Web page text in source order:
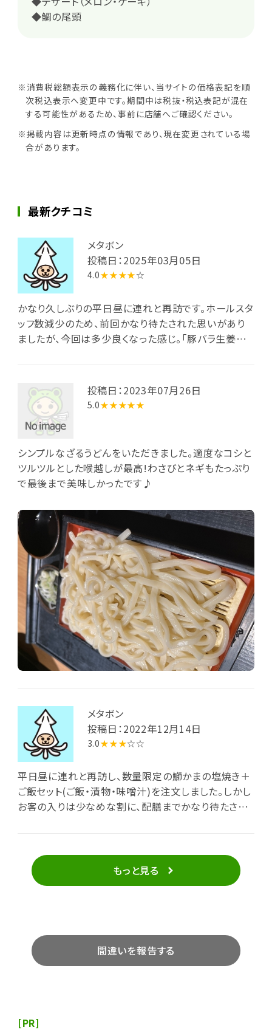
◆鯛の尾頭
※消費税総額表示の義務化に伴い、当サイトの価格表記を順
次税込表示へ変更中です。期間中は税抜・税込表記が混在
する可能性があるため、事前に店舗へご確認ください。
※掲載内容は更新時点の情報であり、現在変更されている場
合があります。
最新クチコミ
メタボン
投稿日：2025年03月05日
4.0★★★★☆
かなり久しぶりの平日昼に連れと再訪です。ホールスタ
ッフ数減少のため、前回かなり待たされた思いがあり
ましたが、今回は多少良くなった感じ。「豚バラ生姜焼
キャベツの豚ぺい焼きサラダ風」、連れは「鶏もも唐揚
げと彩野菜の黒酢餡かけ定食」を注文しました。初め
に到来した豚ぺい焼きは、千切りキャベツの山に玉子
薄焼きを被せて濃厚ソース等をかけたものですが、前
菜としてなかなか良いです。次いで到来したメインは、
ツを敷きつめ、さらに豚バラ生姜焼きをぎっしり載せた
もの。丼縁にマヨネーズの小山も添えられています。甘
じょっぱいタレで味付けられた豚バラ肉がとても美味
合せのミニ温うどんは天かすとワカメ・刻みネギが載る
ごく普通のもの。さらに香の物(キュウリ古漬け/白菜漬
け)が付きます。連れの黒酢餡かけは夏野菜のような彩
野菜が多く、本人的には好評だったよう。
投稿日：2023年07月26日
5.0★★★★★
シンプルなざるうどんをいただきました。適度なコシと
ツルツルとした喉越しが最高!わさびとネギもたっぷり
で最後まで美味しかったです♪
メタボン
投稿日：2022年12月14日
3.0★★★☆☆
平日昼に連れと再訪し、数量限定の鰤かまの塩焼き＋
ご飯セット(ご飯・漬物・味噌汁)を注文しました。しかし
お客の入りは少なめな割に、配膳までかなり待たされ
子(胸高の袴のウェイトレスは1人も見かけず。やはり人
手不足の折柄か？)。呼び鈴がうるさく何度も鳴らされ
るわ、壁越しに「たいへんお待たせして・・」と方々の個
室で謝っているウェイターの声が聞こえるわで、なかな
醤油をたらした大根おろしとともに味わうと、やはりか
なり美味しい。ただご飯が少なめかな。赤だし使用の
て・・」と改めて詫びられ、やはり時節柄の人手不足を
もっと見る
間違いを報告する
[PR]